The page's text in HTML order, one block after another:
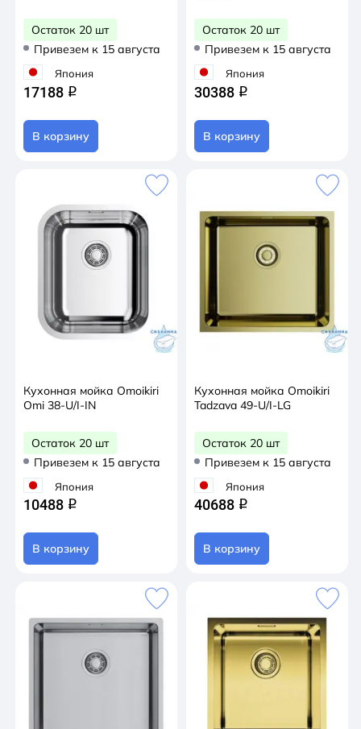
Остаток 20 шт
Привезем к 15 августа
Япония
17188 q
В корзину
Остаток 20 шт
Привезем к 15 августа
Япония
30388 q
В корзину
Кухонная мойка Omoikiri
Omi 38-U/I-IN
Остаток 20 шт
Привезем к 15 августа
Япония
10488 q
В корзину
Кухонная мойка Omoikiri
Tadzava 49-U/I-LG
Остаток 20 шт
Привезем к 15 августа
Япония
40688 q
В корзину